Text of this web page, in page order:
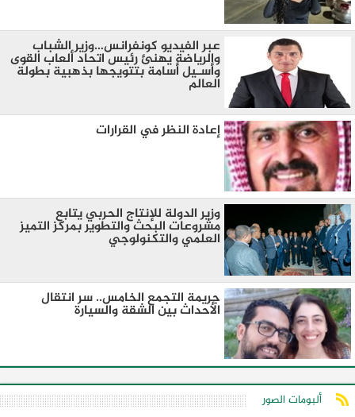
عبر الفيديو كونفرانس…وزير الشباب
والرياضة يهنئ رئيس اتحاد ألعاب القوى
وأسـيل أسامة بتتويجها بذهبية بطولة
العالم
إعادة النظر في القرارات
وزير الدولة للإنتاج الحربي يتابع
مشروعات البحث والتطوير بمركز التميز
العلمي والتكنولوجي
جريمة التجمع الخامس.. سر انتقال
الأحداث بين الشقة والسيارة
ألبومات الصور